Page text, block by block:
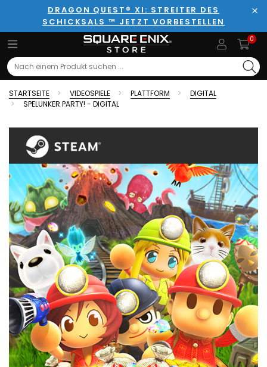
DRAGON QUEST® XI: STREITER DES
SCHICKSALS ™ JETZT VORBESTELLEN
0
Search
STARTSEITE VIDEOSPIELE PLATTFORM
DIGITAL
SPELUNKER PARTY! - DIGITAL